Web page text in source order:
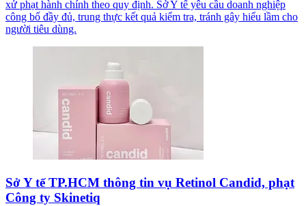
xử phạt hành chính theo quy định. Sở Y tế yêu cầu doanh nghiệp
công bố đầy đủ, trung thực kết quả kiểm tra, tránh gây hiểu lầm cho
người tiêu dùng.
Sở Y tế TP.HCM thông tin vụ Retinol Candid, phạt
Công ty Skinetiq